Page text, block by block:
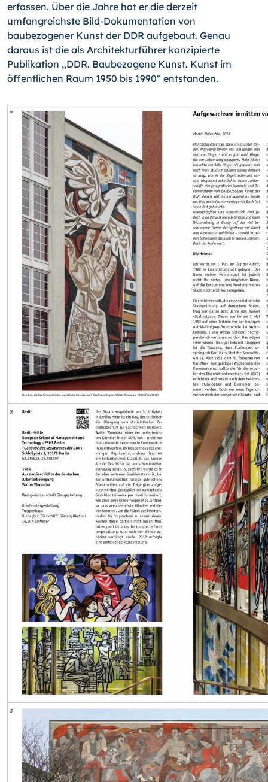
erfassen. Über die Jahre hat er die derzeit
umfangreichste Bild-Dokumentation von
baubezogener Kunst der DDR aufgebaut. Genau
daraus ist die als Architekturführer konzipierte
Publikation „DDR. Baubezogene Kunst. Kunst im
öffentlichen Raum 1950 bis 1990“ entstanden.